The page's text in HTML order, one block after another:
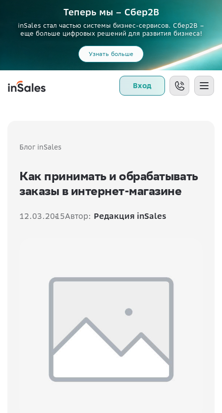
Теперь мы – Сбер2B
inSales стал частью системы бизнес-сервисов. Сбер2В –
еще больше цифровых решений для развития бизнеса!
Узнать больше
Вход
Блог inSales
Как принимать и обрабатывать
заказы в интернет-магазине
12.03.2015Автор: Редакция inSales